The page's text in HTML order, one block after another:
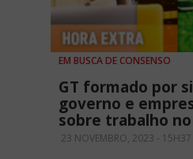
EM BUSCA DE CONSENSO
GT formado por
governo e
sobre trabalho
23 NOVEMBRO, 2023 - 15H37